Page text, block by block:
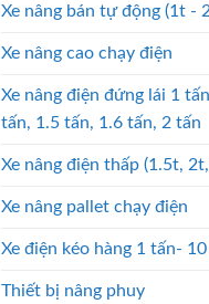
Xe nâng bán tự động (1t -
Xe nâng cao chạy điện
Xe nâng điện đứng lái 1
tấn, 1.5 tấn, 1.6 tấn, 2 tấn
Xe nâng điện thấp (1.5t,
Xe nâng pallet chạy điện
Xe điện kéo hàng 1 tấn-
Thiết bị nâng phuy